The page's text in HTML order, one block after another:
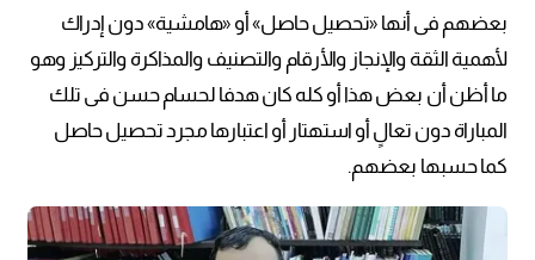
بعضهم فى أنها «تحصيل حاصل» أو «هامشية» دون إدراك
لأهمية الثقة والإنجاز والأرقام والتصنيف والمذاكرة والتركيز وهو
ما أظن أن بعض هذا أو كله كان هدفا لحسام حسن فى تلك
المباراة دون تعالٍ أو استهتار أو اعتبارها مجرد تحصيل حاصل
كما حسبها بعضهم.